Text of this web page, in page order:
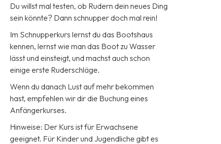
Du willst mal testen, ob Rudern dein neues Ding
sein könnte? Dann schnupper doch mal rein!
Im Schnupperkurs lernst du das Bootshaus
kennen, lernst wie man das Boot zu Wasser
lässt und einsteigt, und machst auch schon
einige erste Ruderschläge.
Wenn du danach Lust auf mehr bekommen
hast, empfehlen wir dir die Buchung eines
Anfängerkurses.
Hinweise: Der Kurs ist für Erwachsene
geeignet. Für Kinder und Jugendliche gibt es